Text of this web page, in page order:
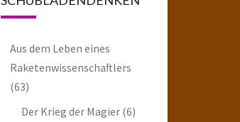
Aus dem Leben eines
Raketenwissenschaftlers
(63)
Der Krieg der Magier(6)